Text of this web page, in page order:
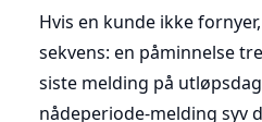
Hvis en kunde ikke
sekvens: en påminnelse
siste melding på
nådeperiode-melding syv